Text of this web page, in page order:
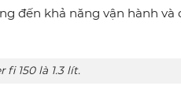
đến khả năng vận hành và
150 là 1.3 lít.